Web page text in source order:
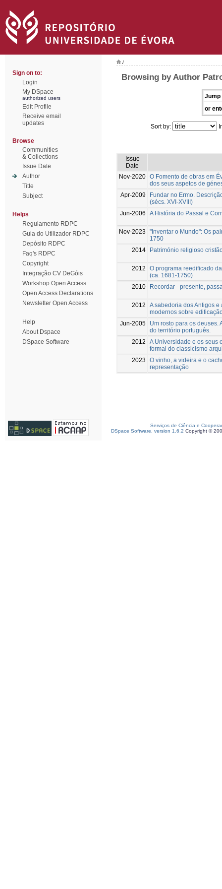
Sign on to:
Login
My DSpace
authorized users
Edit Profile
Receive email
updates
Browse
Communities
& Collections
Issue Date
Author
Title
Subject
Helps
Regulamento RDPC
Guia do Utilizador RDPC
Depósito RDPC
Faq's RDPC
Copyright
Integração CV DeGóis
Workshop Open Access
Open Access Declarations
Newsletter Open Access
Help
About Dspace
DSpace Software
/
Browsing by Author
Jump
or
Sort by:
Issue
Date
Nov-2020 O Fomento de obras em
dos seus aspetos de
Apr-2009
Fundar no Ermo.
(sécs. XVI-XVIII)
Jun-2006
A História do Passal e
Nov-2023
"Inventar o Mundo": Os
1750
2014
Património religioso
2012
O programa reedificado
(ca. 1681-1750)
2010
Recordar - presente,
2012
A sabedoria dos Antigos
modernos sobre
Jun-2005
Um rosto para os deuses.
do território português.
2012
A Universidade e os seus
formal do classicismo
2023
O vinho, a videira e o
representação
Serviços de Ciência e
DSpace Software, version 1.6.2 Copyright ©